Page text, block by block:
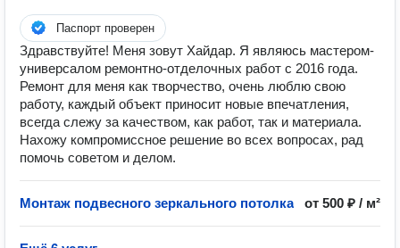
Паспорт проверен
Здравствуйте! Меня зовут Хайдар. Я являюсь мастером-
универсалом ремонтно-отделочных работ с 2016 года.
Ремонт для меня как творчество, очень люблю свою
работу, каждый объект приносит новые впечатления,
всегда слежу за качеством, как работ, так и материала.
Нахожу компромиссное решение во всех вопросах, рад
помочь советом и делом.
Монтаж подвесного зеркального потолка от 500 ₽ / м²